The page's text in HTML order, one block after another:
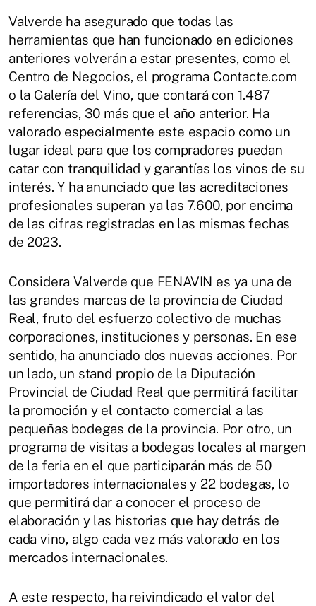
Valverde ha asegurado que todas las
herramientas que han funcionado en ediciones
anteriores volverán a estar presentes, como el
Centro de Negocios, el programa Contacte.com
o la Galería del Vino, que contará con 1.487
referencias, 30 más que el año anterior. Ha
valorado especialmente este espacio como un
lugar ideal para que los compradores puedan
catar con tranquilidad y garantías los vinos de su
interés. Y ha anunciado que las acreditaciones
profesionales superan ya las 7.600, por encima
de las cifras registradas en las mismas fechas
de 2023.
Considera Valverde que FENAVIN es ya una de
las grandes marcas de la provincia de Ciudad
Real, fruto del esfuerzo colectivo de muchas
corporaciones, instituciones y personas. En ese
sentido, ha anunciado dos nuevas acciones. Por
un lado, un stand propio de la Diputación
Provincial de Ciudad Real que permitirá facilitar
la promoción y el contacto comercial a las
pequeñas bodegas de la provincia. Por otro, un
programa de visitas a bodegas locales al margen
de la feria en el que participarán más de 50
importadores internacionales y 22 bodegas, lo
que permitirá dar a conocer el proceso de
elaboración y las historias que hay detrás de
cada vino, algo cada vez más valorado en los
mercados internacionales.
A este respecto, ha reivindicado el valor del